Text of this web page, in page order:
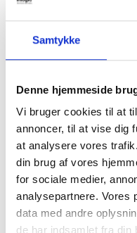
Samtykke
Denne hjemmeside
Vi bruger cookies til at
annoncer, til at vise dig
at analysere vores
din brug af vores
for sociale medier,
analysepartnere. Vores
data med andre
de har indsamlet fra din
mej@inlogic.dk